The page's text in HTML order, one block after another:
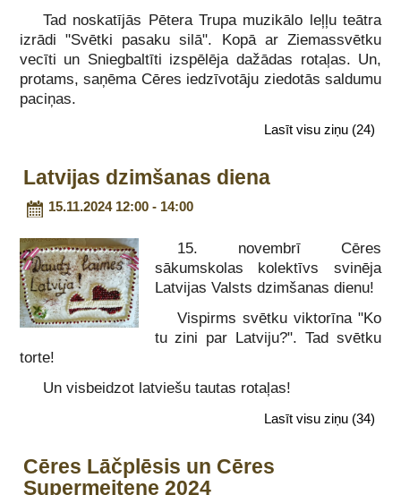
Tad noskatījās Pētera Trupa muzikālo leļļu teātra
izrādi "Svētki pasaku silā". Kopā ar Ziemassvētku
vecīti un Sniegbaltīti izspēlēja dažādas rotaļas. Un,
protams, saņēma Cēres iedzīvotāju ziedotās saldumu
paciņas.
Lasīt visu ziņu (24)
Latvijas dzimšanas diena
15.11.2024 12:00 - 14:00
15. novembrī Cēres
sākumskolas kolektīvs svinēja
Latvijas Valsts dzimšanas dienu!
Vispirms svētku viktorīna "Ko
tu zini par Latviju?". Tad svētku
torte!
Un visbeidzot latviešu tautas rotaļas!
Lasīt visu ziņu (34)
Cēres Lāčplēsis un Cēres
Supermeitene 2024